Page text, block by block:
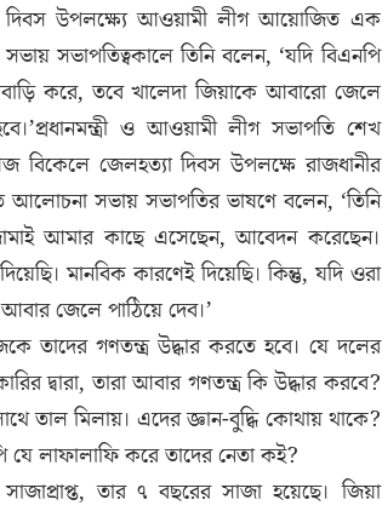
দিবস উপলক্ষ্যে আওয়ামী লীগ আয়োজিত এক
সভাপতিত্বকালে তিনি বলেন, ‘যদি বিএনপি
করে, তবে খালেদা জিয়াকে আবারো জেলে
ও আওয়ামী লীগ সভাপতি শেখ
বিকেলে জেলহত্যা দিবস উপলক্ষে রাজধানীর
আলোচনা সভায় সভাপতির ভাষণে বলেন, ‘তিনি
আমার কাছে এসেছেন, আবেদন করেছেন।
মানবিক কারণেই দিয়েছি। কিন্তু, যদি ওরা
জেলে পাঠিয়ে দেব।’
তাদের গণতন্ত্র উদ্ধার করতে হবে। যে দলের
দ্বারা, তারা আবার গণতন্ত্র কি উদ্ধার করবে?
তাল মিলায়। এদের জ্ঞান-বুদ্ধি কোথায় থাকে?
যে লাফালাফি করে তাদের নেতা কই?
তার ৭ বছরের সাজা হয়েছে। জিয়া